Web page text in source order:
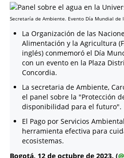
Secretaría de Ambiente. Evento Día Mundial de
La Organización de las
Alimentación y la Agricultura
inglés) conmemoró el Día
con un evento en la Plaza
Concordia.
La secretaria de Ambiente,
el panel sobre la "Protección
disponibilidad para el futuro".
El Pago por Servicios
herramienta efectiva para
ecosistemas.
Bogotá, 12 de octubre de 2023. (